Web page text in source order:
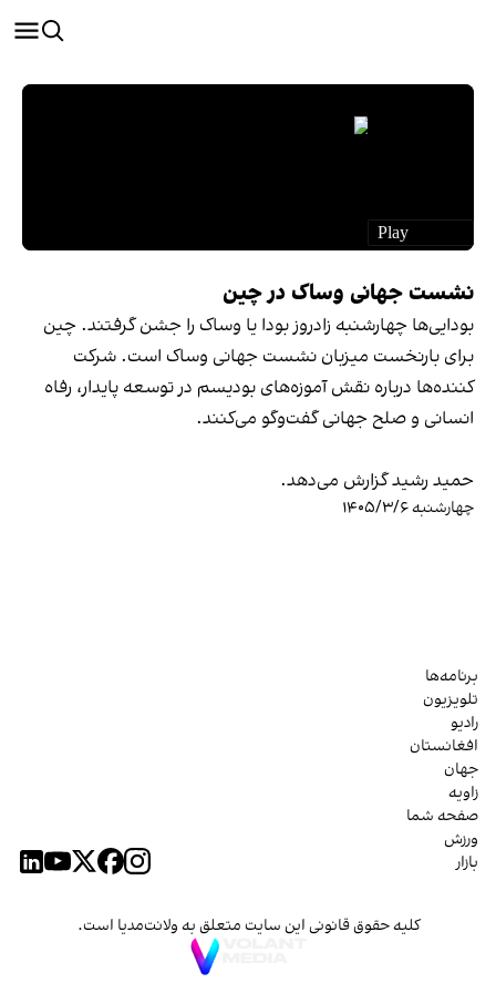
نشست جهانی وساک در چین
بودایی‌ها چهارشنبه زادروز بودا یا وساک را جشن گرفتند. چین
برای بارنخست میزبان نشست جهانی وساک است. شرکت
کننده‌ها درباره نقش آموزه‌های بودیسم در توسعه پایدار، رفاه
انسانی و صلح جهانی گفت‌وگو می‌کنند.
حمید رشید گزارش ‌می‌دهد.
چهارشنبه ۱۴۰۵/۳/۶
برنامه‌ها
تلویزیون
رادیو
افغانستان
جهان
زاویه
صفحه شما
ورزش
بازار
کلیه حقوق قانونی این سایت متعلق به ولانت‌مدیا است.